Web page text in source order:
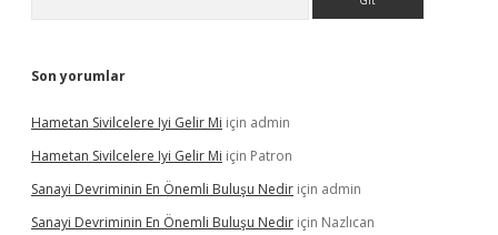
Son yorumlar
Hametan Sivilcelere Iyi Gelir Mi için admin
Hametan Sivilcelere Iyi Gelir Mi için Patron
Sanayi Devriminin En Önemli Buluşu Nedir için admin
Sanayi Devriminin En Önemli Buluşu Nedir için Nazlıcan